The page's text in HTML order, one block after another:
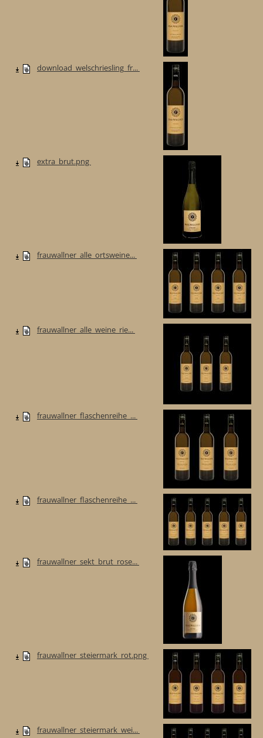
download_welschriesling_fr...
extra_brut.png
frauwallner_alle_ortsweine...
frauwallner_alle_weine_rie...
frauwallner_flaschenreihe_...
frauwallner_flaschenreihe_...
frauwallner_sekt_brut_rose...
frauwallner_steiermark_rot.png
frauwallner_steiermark_wei...